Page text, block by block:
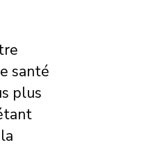
santé
plus